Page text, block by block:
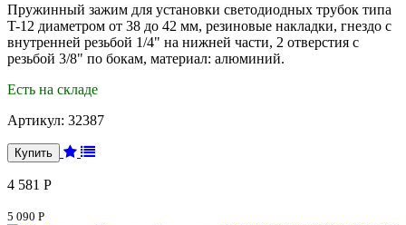
Пружинный зажим для установки светодиодных трубок типа
T-12 диаметром от 38 до 42 мм, резиновые накладки, гнездо с
внутренней резьбой 1/4" на нижней части, 2 отверстия с
резьбой 3/8" по бокам, материал: алюминий.
Есть на складе
Артикул: 32387
4 581 Р
5 090 Р